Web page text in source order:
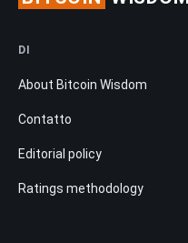
DI
About Bitcoin Wisdom
Contatto
Editorial policy
Ratings methodology